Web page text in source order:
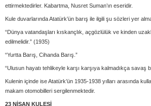
ettirmektedirler. Kabartma, Nusret Suman’ın eseridir.
Kule duvarlarında Atatürk’ün barış ile ilgili şu sözleri yer
“Dünya vatandaşları kıskançlık, açgözlülük ve kinden
edilmelidir.” (1935)
“Yurtta Barış, Cihanda Barış.”
“Ulusun hayatı tehlikeyle karşı karşıya kalmadıkça savaş
Kulenin içinde ise Atatürk’ün 1935-1938 yılları arasında
makam otomobilleri sergilenmektedir.
23 NİSAN KULESİ